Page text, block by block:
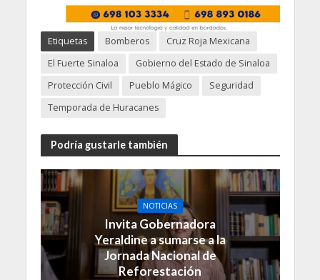
Etiquetas Bomberos
Cruz Roja Mexicana
El Fuerte Sinaloa
Gobierno del Estado de Sinaloa
Protección Civil
Pueblo Mágico
Seguridad
Temporada de Huracanes
Podría gustarle también
NOTICIAS
Invita Gobernadora
Yeraldine a sumarse a la
Jornada Nacional de
Reforestación